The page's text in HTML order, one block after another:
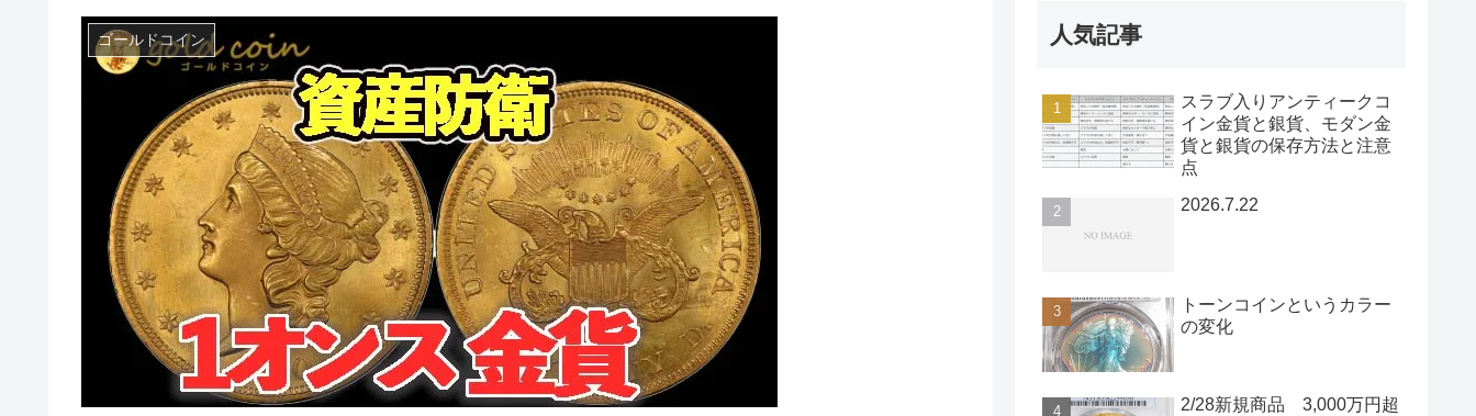
ゴールドコイン 人気記事
スラブ入りアンティークコ
イン金貨と銀貨、モダン金
貨と銀貨の保存方法と注意
点
2026.7.22
トーンコインというカラー
の変化
2/28新規商品 3,000万円超